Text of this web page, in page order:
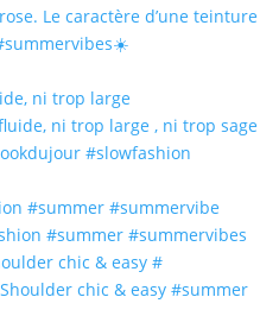
ni trop large
#summer #summervibe
chic & easy #